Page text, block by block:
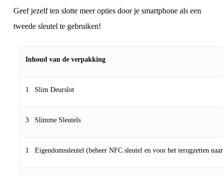
Geef jezelf ten slotte meer opties door je smartphone als een
tweede sleutel te gebruiken!
Inhoud van de verpakking
1 Slim Deurslot
3 Slimme Sleutels
1 Eigendomssleutel (beheer NFC sleutel en voor het terugzetten